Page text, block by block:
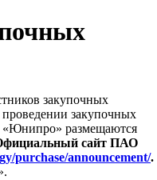
закупочных
закупочных
размещаются
сайт ПАО
purchase/announcement/.